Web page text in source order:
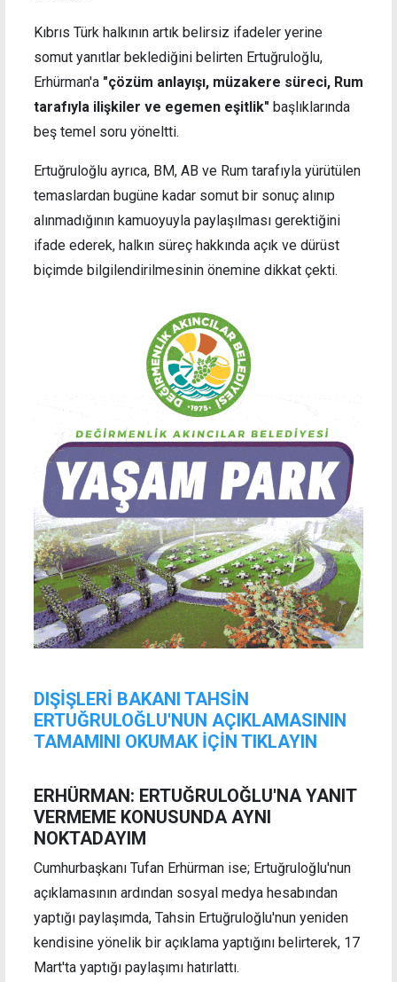
Kıbrıs Türk halkının artık belirsiz ifadeler yerine
somut yanıtlar beklediğini belirten Ertuğruloğlu,
Erhürman'a "çözüm anlayışı, müzakere süreci, Rum
tarafıyla ilişkiler ve egemen eşitlik" başlıklarında
beş temel soru yöneltti.
Ertuğruloğlu ayrıca, BM, AB ve Rum tarafıyla yürütülen
temaslardan bugüne kadar somut bir sonuç alınıp
alınmadığının kamuoyuyla paylaşılması gerektiğini
ifade ederek, halkın süreç hakkında açık ve dürüst
biçimde bilgilendirilmesinin önemine dikkat çekti.
DIŞİŞLERİ BAKANI TAHSİN
ERTUĞRULOĞLU'NUN AÇIKLAMASININ
TAMAMINI OKUMAK İÇİN TIKLAYIN
ERHÜRMAN: ERTUĞRULOĞLU'NA YANIT
VERMEME KONUSUNDA AYNI
NOKTADAYIM
Cumhurbaşkanı Tufan Erhürman ise; Ertuğruloğlu'nun
açıklamasının ardından sosyal medya hesabından
yaptığı paylaşımda, Tahsin Ertuğruloğlu'nun yeniden
kendisine yönelik bir açıklama yaptığını belirterek, 17
Mart'ta yaptığı paylaşımı hatırlattı.